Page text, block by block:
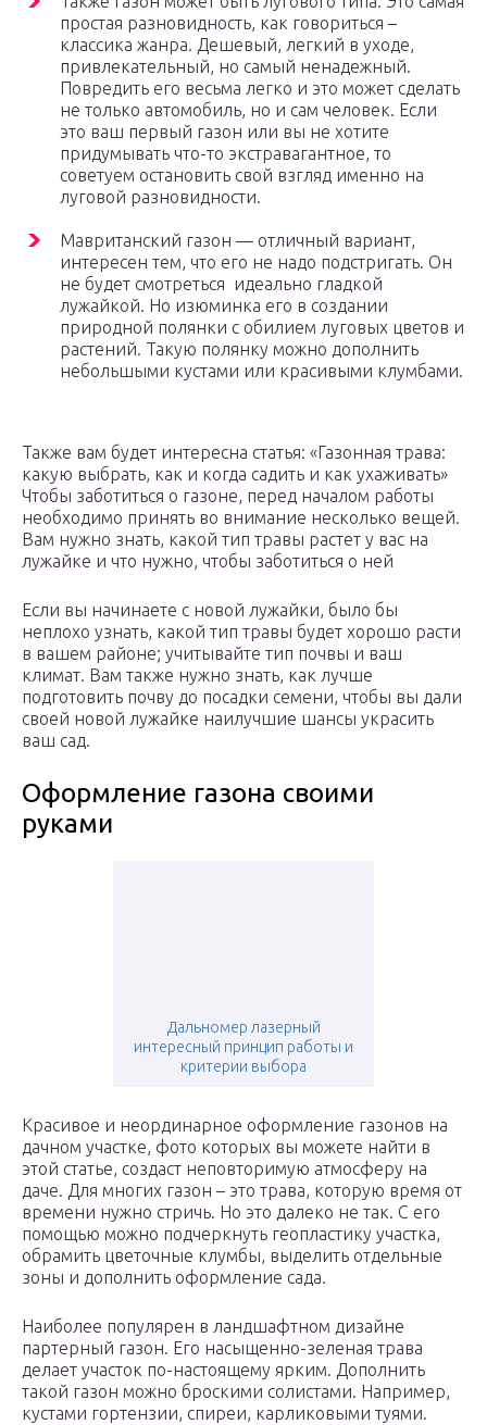
простая разновидность, как говориться –
классика жанра. Дешевый, легкий в уходе,
привлекательный, но самый ненадежный.
Повредить его весьма легко и это может сделать
не только автомобиль, но и сам человек. Если
это ваш первый газон или вы не хотите
придумывать что-то экстравагантное, то
советуем остановить свой взгляд именно на
луговой разновидности.
Мавританский газон — отличный вариант,
интересен тем, что его не надо подстригать. Он
не будет смотреться идеально гладкой
лужайкой. Но изюминка его в создании
природной полянки с обилием луговых цветов и
растений. Такую полянку можно дополнить
небольшыми кустами или красивыми клумбами.
Также вам будет интересна статья: «Газонная трава:
какую выбрать, как и когда садить и как ухаживать»
Чтобы заботиться о газоне, перед началом работы
необходимо принять во внимание несколько вещей.
Вам нужно знать, какой тип травы растет у вас на
лужайке и что нужно, чтобы заботиться о ней
Если вы начинаете с новой лужайки, было бы
неплохо узнать, какой тип травы будет хорошо расти
в вашем районе; учитывайте тип почвы и ваш
климат. Вам также нужно знать, как лучше
подготовить почву до посадки семени, чтобы вы дали
своей новой лужайке наилучшие шансы украсить
ваш сад.
Оформление газона своими
руками
Дальномер лазерный
интересный принцип работы и
критерии выбора
Красивое и неординарное оформление газонов на
дачном участке, фото которых вы можете найти в
этой статье, создаст неповторимую атмосферу на
даче. Для многих газон – это трава, которую время от
времени нужно стричь. Но это далеко не так. С его
помощью можно подчеркнуть геопластику участка,
обрамить цветочные клумбы, выделить отдельные
зоны и дополнить оформление сада.
Наиболее популярен в ландшафтном дизайне
партерный газон. Его насыщенно-зеленая трава
делает участок по-настоящему ярким. Дополнить
такой газон можно броскими солистами. Например,
кустами гортензии, спиреи, карликовыми туями.